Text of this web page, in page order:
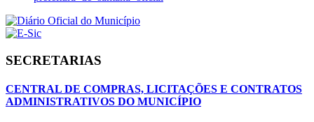
SECRETARIAS
CENTRAL DE COMPRAS, LICITAÇÕES E CONTRATOS
ADMINISTRATIVOS DO MUNICÍPIO